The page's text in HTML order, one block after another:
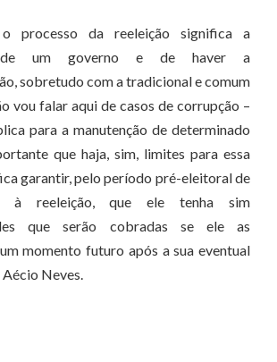
processo da reeleição significa a
de um governo e de haver a
sobretudo com a tradicional e comum
vou falar aqui de casos de corrupção –
para a manutenção de determinado
que haja, sim, limites para essa
garantir, pelo período pré-eleitoral de
à reeleição, que ele tenha sim
que serão cobradas se ele as
momento futuro após a sua eventual
Neves.